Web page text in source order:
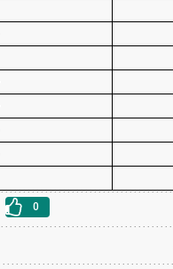
0